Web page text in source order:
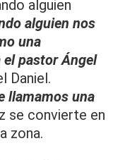
alguien
alguien nos
una
pastor Ángel
Daniel.
llamamos una
se convierte en
zona.